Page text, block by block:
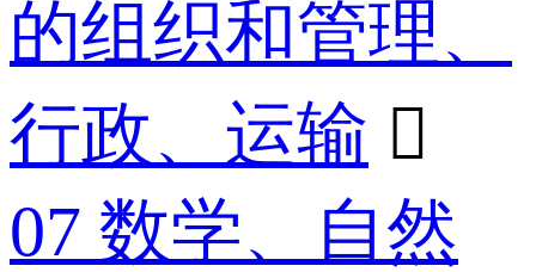
的组织和管理、
行政、运输 
07 数学、自然